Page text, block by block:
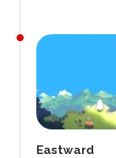
Eastward